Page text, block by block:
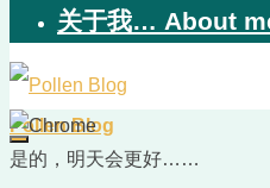
关于我… About
Pollen Blog
是的，明天会更好……